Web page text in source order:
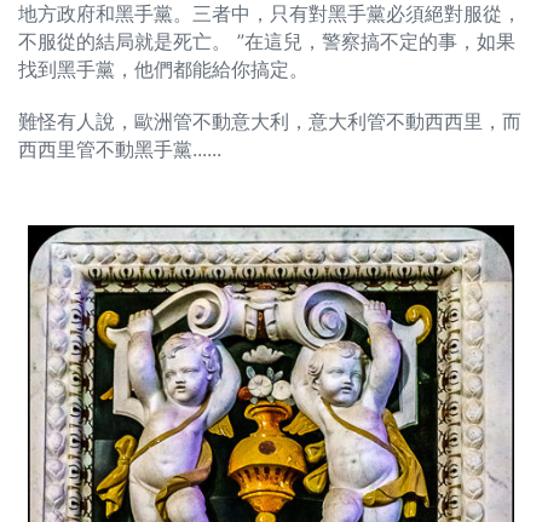
地方政府和黑手黨。三者中，只有對黑手黨必須絕對服從，
不服從的結局就是死亡。 ”在這兒，警察搞不定的事，如果
找到黑手黨，他們都能給你搞定。
難怪有人說，歐洲管不動意大利，意大利管不動西西里，而
西西里管不動黑手黨......